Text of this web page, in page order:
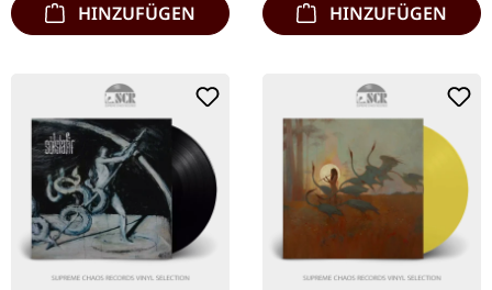
HINZUFÜGEN HINZUFÜGEN